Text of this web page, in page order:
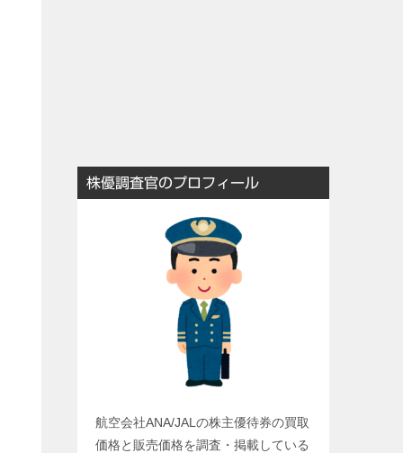
株優調査官のプロフィール
航空会社ANA/JALの株主優待券の買取
価格と販売価格を調査・掲載している